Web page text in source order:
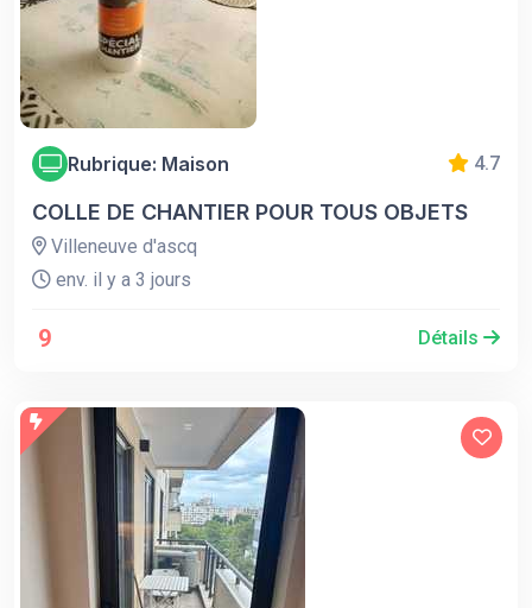
Rubrique: Maison 4.7
COLLE DE CHANTIER POUR TOUS OBJETS
Villeneuve d'ascq
env. il y a 3 jours
9 Détails